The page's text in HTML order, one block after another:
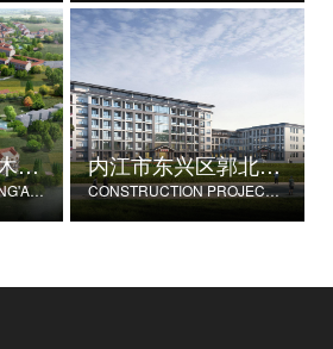
蔡甸区永安街柏木村郭家庄湾省级美丽乡村试点建设项目
CAIDIAN DISTRICT YONG'AN STREET CYPRESS VILLAGE GUOJIAZHUANG BAY PROVINCIAL BEAUTIFUL VILLAGE PILOT CONSTRUCTION PROJECT
内江市东兴区郭北养老服务中心建设项目
CONSTRUCTION PROJECT OF GUOBEI ELDERLY SERVICE CENTER IN DONGXING DISTRICT, NEIJIANG CITY